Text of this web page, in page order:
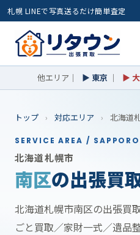
札幌 LINEで写真送るだけ簡単査定
他エリア｜ ▶ 東京 ｜ ▶
トップ › 対応エリア › 北海道
SERVICE AREA /
北海道札幌市
南区の出張買
北海道札幌市南区の出張買
ごと買取／家財一式／遺品